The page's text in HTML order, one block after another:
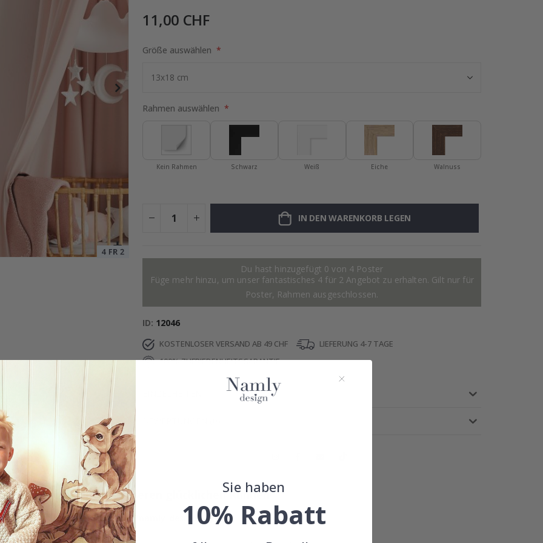
- Wo alles begann
Price
15,00 €
11,00 CHF
Größe auswählen
Rahmen auswählen
Kein Rahmen Schwarz Weiß Eiche Walnuss
IN DEN WARENKORB LEGEN
Du hast hinzugefügt 0 von 4 Poster
Füge mehr hinzu, um unser fantastisches 4 für 2 Angebot zu erhalten. Gilt nur für
Poster, Rahmen ausgeschlossen.
ID 12046
KOSTENLOSER VERSAND AB 49 CHF
LIEFERUNG 4-7 TAGE
100% ZUFRIEDENHEITSGARANTIE
Inspiration von unseren glücklichen Kunden!
Teile dein Bild mit #namly_design
Sie haben
10% Rabatt